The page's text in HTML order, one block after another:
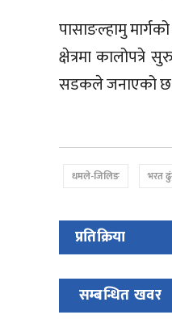
पासाङल्हामु
क्षेत्रमा
सडकले जनाएको छ
धमले-जिलिङ भरत
प्रतिक्रिया
सम्बन्धित खवर